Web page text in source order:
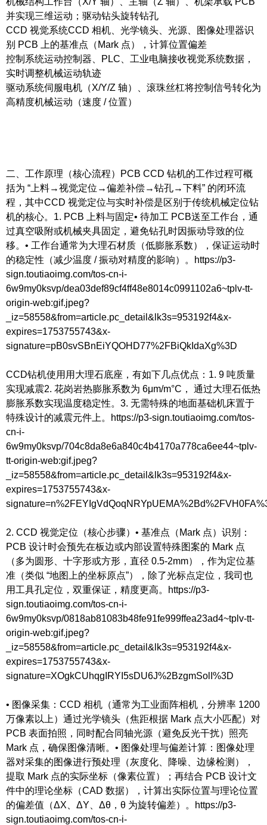
并实现三维运动；驱动钻头旋转钻孔
CCD 视觉系统CCD 相机、光学镜头、光源、图像处理器识
别 PCB 上的基准点（Mark 点），计算位置偏差
控制系统运动控制器、PLC、工业电脑接收视觉系统数据，
实时调整机械运动轨迹
驱动系统伺服电机（X/Y/Z 轴）、滚珠丝杠将控制信号转化为
高精度机械运动（速度 / 位置）
二、工作原理（核心流程）PCB CCD 钻机的工作过程可概
括为 “上料→视觉定位→偏差补偿→钻孔→下料” 的闭环流
程，其中CCD 视觉定位与实时补偿是区别于传统机械定位钻
机的核心。1. PCB 上料与固定• 待加工 PCB送至工作台，通
过真空吸附或机械夹具固定，避免钻孔时因振动导致的位
移。• 工作台通常为大理石材质（低膨胀系数），保证运动时
的稳定性（减少温度 / 振动对精度的影响）。https://p3-
sign.toutiaoimg.com/tos-cn-i-
6w9my0ksvp/dea03def89cf4ff48e8014c0991102a6~tplv-tt-
origin-web:gif.jpeg?
_iz=58558&from=article.pc_detail&lk3s=953192f4&x-
expires=1753755743&x-
signature=pB0svSBnEiYQOHD77%2FBiQkIdaXg%3D
CCD钻机使用用大理石底座，有如下几点优点：1. 9 吨质量
实现减震2. 花岗岩热膨胀系数为 6μm/m°C， 通过大理石低热
膨胀系数实现温度稳定性。3. 无需特殊的地面基础机床置于
特殊设计的减震元件上。https://p3-sign.toutiaoimg.com/tos-
cn-i-
6w9my0ksvp/704c8da8e6a840c4b4170a778ca6ee44~tplv-
tt-origin-web:gif.jpeg?
_iz=58558&from=article.pc_detail&lk3s=953192f4&x-
expires=1753755743&x-
2. CCD 视觉定位（核心步骤）• 基准点（Mark 点）识别：
PCB 设计时会预先在板边或内部设置特殊图案的 Mark 点
（多为圆形、十字形或方形，直径 0.5-2mm），作为定位基
准（类似 “地图上的坐标原点”），除了光标点定位，我司也
用工具孔定位，双重保证，精度更高。https://p3-
sign.toutiaoimg.com/tos-cn-i-
6w9my0ksvp/0818ab81083b48fe91fe999ffea23ad4~tplv-tt-
origin-web:gif.jpeg?
_iz=58558&from=article.pc_detail&lk3s=953192f4&x-
expires=1753755743&x-
signature=XOgkCUhqgIRYI5sDU6J%2BzgmSolI%3D
• 图像采集：CCD 相机（通常为工业面阵相机，分辨率 1200
万像素以上）通过光学镜头（焦距根据 Mark 点大小匹配）对
PCB 表面拍照，同时配合同轴光源（避免反光干扰）照亮
Mark 点，确保图像清晰。• 图像处理与偏差计算：图像处理
器对采集的图像进行预处理（灰度化、降噪、边缘检测），
提取 Mark 点的实际坐标（像素位置）；再结合 PCB 设计文
件中的理论坐标（CAD 数据），计算出实际位置与理论位置
的偏差值（ΔX、ΔY、Δθ，θ 为旋转偏差）。https://p3-
sign.toutiaoimg.com/tos-cn-i-